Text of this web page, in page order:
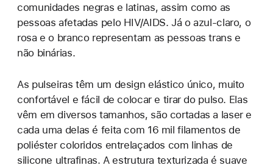
comunidades negras e latinas, assim como as
pessoas afetadas pelo HIV/AIDS. Já o azul-claro, o
rosa e o branco representam as pessoas trans e
não binárias.
As pulseiras têm um design elástico único, muito
confortável e fácil de colocar e tirar do pulso. Elas
vêm em diversos tamanhos, são cortadas a laser e
cada uma delas é feita com 16 mil filamentos de
poliéster coloridos entrelaçados com linhas de
silicone ultrafinas. A estrutura texturizada é suave